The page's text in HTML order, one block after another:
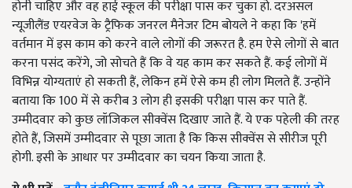
होनी चाहिए और वह हाई स्कूल की परीक्षा पास कर चुका हो. दरअसल
न्यूजीलैंड एयरवेज के ट्रैफिक जनरल मैनेजर टिम बोयले ने कहा कि 'हमें
वर्तमान में इस काम को करने वाले लोगों की जरूरत है. हम ऐसे लोगों से बात
करना पसंद करेंगे, जो सोचते हैं कि वे यह काम कर सकते हैं. कई लोगों में
विभिन्न योग्यताएं हो सकती हैं, लेकिन हमें ऐसे कम ही लोग मिलते हैं. उन्होंने
बताया कि 100 में से करीब 3 लोग ही इसकी परीक्षा पास कर पाते हैं.
उम्मीदवार को कुछ लॉजिकल सीक्वेंस दिखाए जाते हैं. ये एक पहेली की तरह
होते हैं, जिसमें उम्मीदवार से पूछा जाता है कि किस सीक्वेंस से सीरीज पूरी
होगी. इसी के आधार पर उम्मीदवार का चयन किया जाता है.